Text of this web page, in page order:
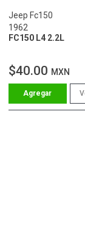
Jeep Fc150
1962
FC150 L4 2.2L
$40.00 MXN